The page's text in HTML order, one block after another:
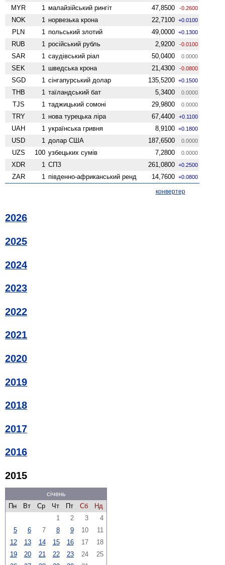
MYR 1 малайзійський рингіт 47,8500 -0.2600
NOK 1 норвезька крона 22,7100 +0.0100
PLN 1 польський злотий 49,0000 +0.1300
RUB 1 російський рубль 2,9200 -0.0100
SAR 1 саудівський ріал 50,0400 0.0000
SEK 1 шведська крона 21,4300 -0.0800
SGD 1 сінгапурський долар 135,5200 +0.1500
THB 1 таїландський бат 5,3400 0.0000
TJS 1 таджицький сомоні 29,9800 0.0000
TRY 1 нова турецька ліра 67,4400 +0.1100
UAH 1 українська гривня 8,9100 +0.1800
USD 1 долар США 187,6500 0.0000
UZS 100 узбецьких сумів 7,2800 0.0000
XDR 1 СПЗ 261,0800 +0.2500
ZAR 1 південно-африканський ренд 14,7600 +0.0800
конвертер
2026
2025
2024
2023
2022
2021
2020
2019
2018
2017
2016
2015
січень
Пн
Вт Ср Чт Пт Сб
Нд
1
2 3
4
5
6 7 8 9 10
11
12
13 14 15 16 17
18
19
20 21 22 23 24
25